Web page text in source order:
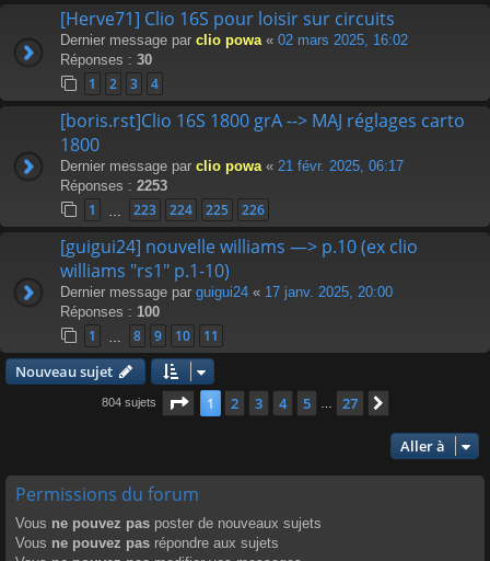
[Herve71] Clio 16S pour loisir sur circuits
Dernier message par clio powa « 02 mars 2025, 16:02
Réponses : 30
1 2 3 4
[boris.rst]Clio 16S 1800 grA --> MAJ réglages carto
1800
Dernier message par clio powa « 21 févr. 2025, 06:17
Réponses : 2253
1 223 224 225 226
[guigui24] nouvelle williams —> p.10 (ex clio
williams "rs1" p.1-10)
Dernier message par guigui24 « 17 janv. 2025, 20:00
Réponses : 100
1 8 9 10 11
Nouveau sujet
804 sujets Page 1sur27
1 2 3 4 5 27
Aller à
Permissions du forum
Vous ne pouvez pas poster de nouveaux sujets
Vous ne pouvez pas répondre aux sujets